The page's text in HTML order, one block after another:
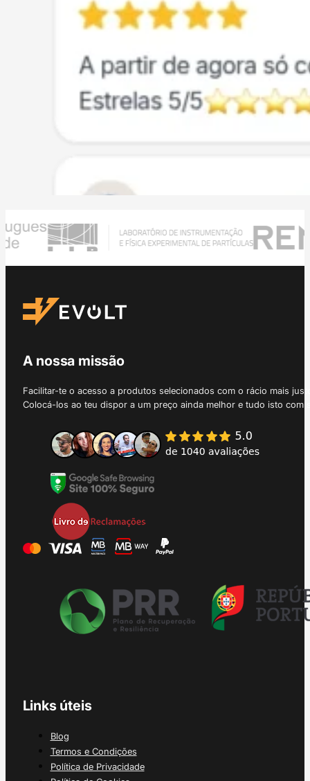
A nossa missão
Facilitar-te o acesso a produtos selecionados com o rácio mais
Colocá-los ao teu dispor a um preço ainda melhor e tudo isto
Links úteis
Blog
Termos e Condições
Política de Privacidade